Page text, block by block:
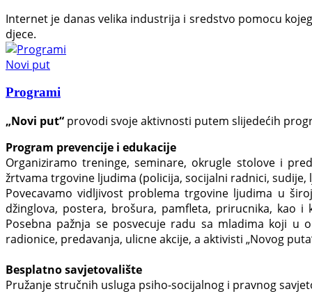
Internet je danas velika industrija i sredstvo pomocu
djece.
Novi put
Programi
„Novi put“ provodi svoje aktivnosti putem slijedećih
Program prevencije i edukacije
Organiziramo treninge, seminare, okrugle stolove i
žrtvama trgovine ljudima (policija, socijalni radnici, sudije,
Povecavamo vidljivost problema trgovine ljudima u
džinglova, postera, brošura, pamfleta, prirucnika, kao
Posebna pažnja se posvecuje radu sa mladima koji
radionice, predavanja, ulicne akcije, a aktivisti „Novog
Besplatno savjetovalište
Pružanje stručnih usluga psiho-socijalnog i pravnog